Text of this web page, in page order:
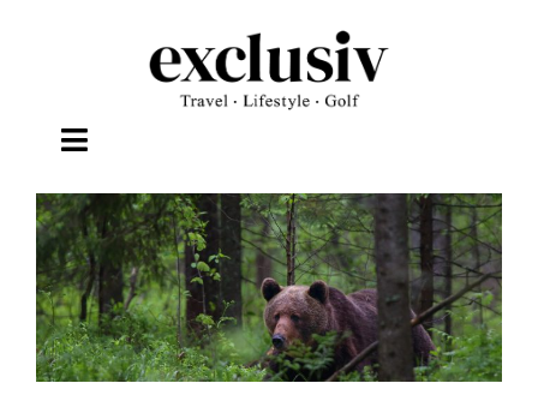
Toggle
Navigation
TRAVEL
LIFESTYLE
WELLNESS